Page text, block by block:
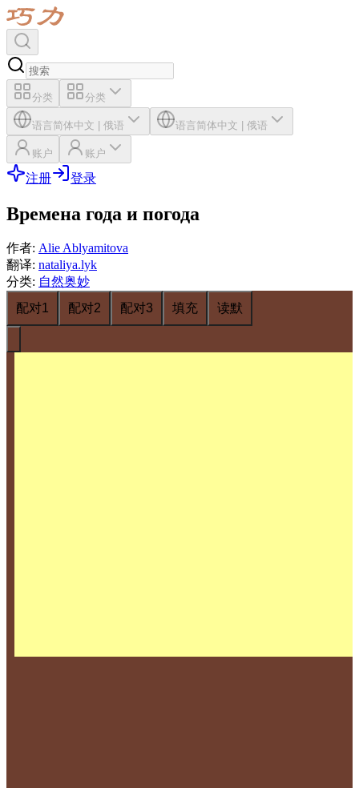
分类 分类
语言简体中文 | 俄语 语言简体中文 | 俄语
账户 账户
注册 登录
Времена года и погода
作者: Alie Ablyamitova
翻译: nataliya.lyk
分类: 自然奥妙
配对1
配对2 配对3 填充 读默